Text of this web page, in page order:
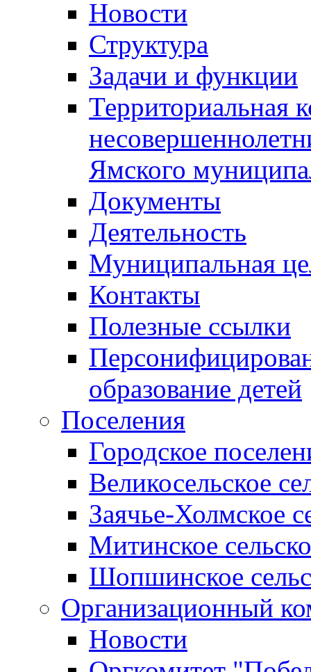
Новости
Структура
Задачи и функции
Территориальная
Ямского
Документы
Деятельность
Муниципальная
Контакты
Полезные ссылки
образование детей
Поселения
Городское
Великосельское
Заячье-Холмское
Митинское
Шопшинское
Организационный
Новости